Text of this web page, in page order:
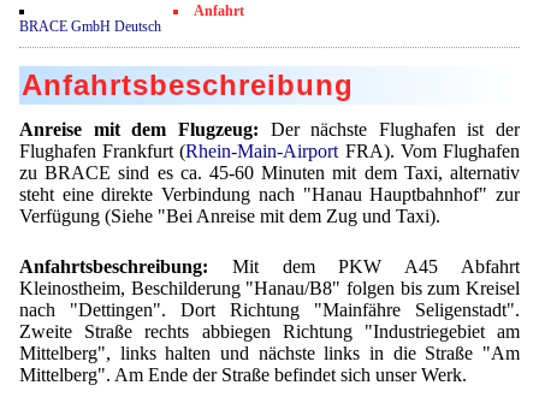
Film
Kundenrezensionen
Zertifikate
Datenschutzerklärung
Kontakt
Mikrokugelanlagen
Heizkammern
Trockner
Sortieranlagen
Gebrauchte Maschinen - Angebote
Angebotsanfrage
Spherisator Serie
Spherisator M2
Pilotanlagen
Produktionsanlagen
Dienstleistungen
Mikrokugeln und Verfahren
Mikrokapseln
Lohnfertigung
Mietanlagen
Angebotsanfrage
Anwendungen
Aromakapseln
Emulgatoren
Geschmacksmaskierung
Instant Kugeln
Informationsmaterial
Hf and ZrHf mixed Microspheres
Ultra spherical granulation (english)
Ultra spherical granulation (francais)
Jobbörse
Kontakt
Kontaktformular
Suche
BRACE GmbH Deutsch
Anfahrt
Anfahrtsbeschreibung
Anreise mit dem Flugzeug: Der nächste Flughafen ist der
Flughafen Frankfurt (Rhein-Main-Airport FRA). Vom Flughafen
zu BRACE sind es ca. 45-60 Minuten mit dem Taxi, alternativ
steht eine direkte Verbindung nach "Hanau Hauptbahnhof" zur
Verfügung (Siehe "Bei Anreise mit dem Zug und Taxi).
Anfahrtsbeschreibung: Mit dem PKW A45 Abfahrt
Kleinostheim, Beschilderung "Hanau/B8" folgen bis zum Kreisel
nach "Dettingen". Dort Richtung "Mainfähre Seligenstadt".
Zweite Straße rechts abbiegen Richtung "Industriegebiet am
Mittelberg", links halten und nächste links in die Straße "Am
Mittelberg". Am Ende der Straße befindet sich unser Werk.